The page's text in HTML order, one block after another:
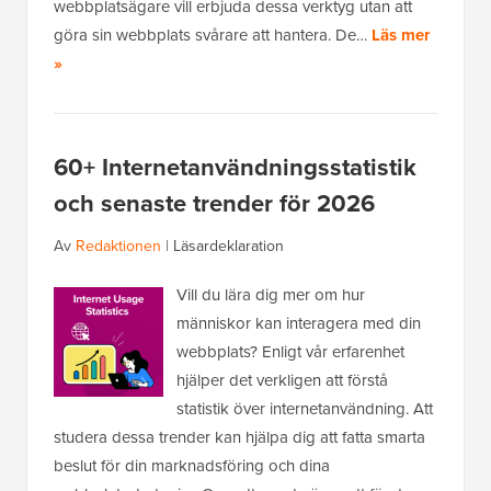
webbplatsägare vill erbjuda dessa verktyg utan att
göra sin webbplats svårare att hantera. De… Läs mer
»
60+ Internetanvändningsstatistik
och senaste trender för 2026
Av Redaktionen | Läsardeklaration
Vill du lära dig mer om hur
människor kan interagera med din
webbplats? Enligt vår erfarenhet
hjälper det verkligen att förstå
statistik över internetanvändning. Att
studera dessa trender kan hjälpa dig att fatta smarta
beslut för din marknadsföring och dina